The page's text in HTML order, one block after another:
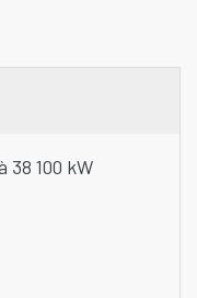
38 100 kW